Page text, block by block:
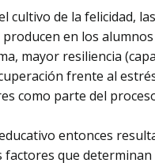
cultivo de la felicidad,
en los
mayor resiliencia
frente al
como parte del
entonces
factores que